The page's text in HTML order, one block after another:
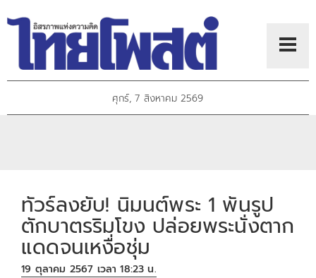
ศุกร์, 7 สิงหาคม 2569
ทัวร์ลงยับ! นิมนต์พระ 1 พันรูป
ตักบาตรริมโขง ปล่อยพระนั่งตาก
แดดจนเหงื่อชุ่ม
19 ตุลาคม 2567 เวลา 18:23 น.